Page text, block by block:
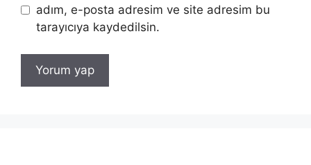
adım, e-posta adresim ve site adresim bu
tarayıcıya kaydedilsin.